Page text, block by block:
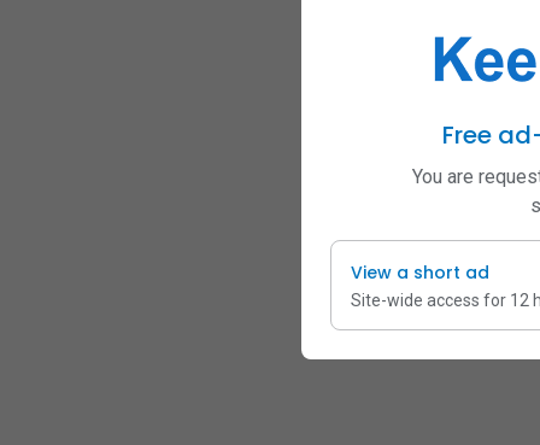
Free
You are
View a short ad
Site-wide access for 12